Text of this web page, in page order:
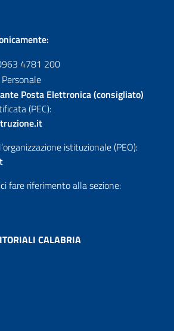
4781 200
Posta Elettronica (consigliato)
(PEC):
istituzionale (PEO):
fare riferimento alla sezione:
CALABRIA